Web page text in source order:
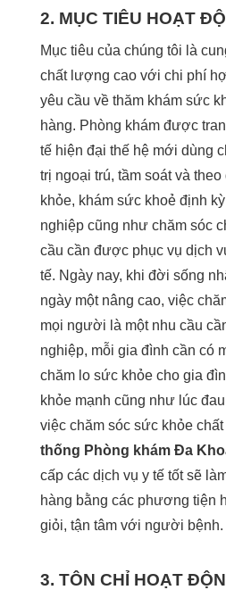
2. MỤC TIÊU HOẠT
Mục tiêu của chúng tôi là
chất lượng cao với chi phí
yêu cầu về thăm khám sức
hàng. Phòng khám được
tế hiện đại thế hệ mới dùng
trị ngoại trú, tầm soát và
khỏe, khám sức khoẻ định
nghiệp cũng như chăm sóc
cầu cần được phục vụ dịch
tế. Ngày nay, khi đời sống
ngày một nâng cao, việc
mọi người là một nhu cầu
nghiệp, mỗi gia đình cần có
chăm lo sức khỏe cho gia
khỏe mạnh cũng như lúc
việc chăm sóc sức khỏe
thống Phòng khám Đa
cấp các dịch vụ y tế tốt sẽ
hàng bằng các phương tiện
giỏi, tận tâm với người bệnh.
3. TÔN CHỈ HOẠT